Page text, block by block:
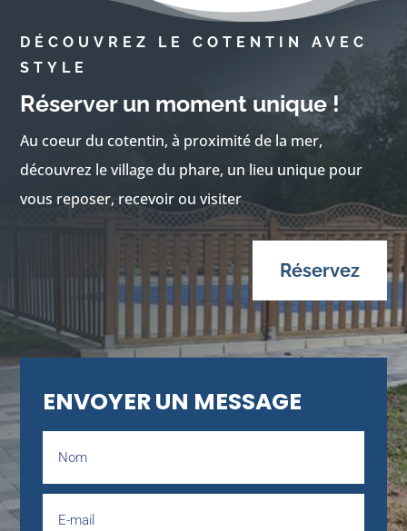
DÉCOUVREZ LE COTENTIN AVEC
STYLE
Réserver un moment unique !
Au coeur du cotentin, à proximité de la mer,
découvrez le village du phare, un lieu unique pour
vous reposer, recevoir ou visiter
Réservez
ENVOYER UN MESSAGE